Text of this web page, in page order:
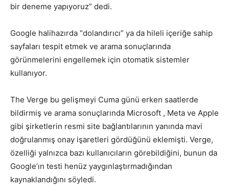
bir deneme yapıyoruz” dedi.
Google halihazırda “dolandırıcı” ya da hileli içeriğe sahip
sayfaları tespit etmek ve arama sonuçlarında
görünmelerini engellemek için otomatik sistemler
kullanıyor.
The Verge bu gelişmeyi Cuma günü erken saatlerde
bildirmiş ve arama sonuçlarında Microsoft , Meta ve Apple
gibi şirketlerin resmi site bağlantılarının yanında mavi
doğrulanmış onay işaretleri gördüğünü eklemişti. Verge,
özelliği yalnızca bazı kullanıcıların görebildiğini, bunun da
Google’ın testi henüz yaygınlaştırmadığından
kaynaklandığını söyledi.